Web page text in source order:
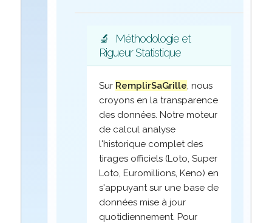
🔬
Méthodologie et
Rigueur Statistique
Sur RemplirSaGrille, nous
croyons en la transparence
des données. Notre moteur
de calcul analyse
l'historique complet des
tirages officiels (Loto, Super
Loto, Euromillions, Keno) en
s'appuyant sur une base de
données mise à jour
quotidiennement. Pour